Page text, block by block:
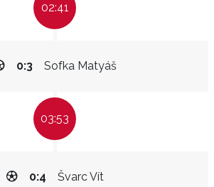
02:41
Sofka Matyáš
0:3
03:53
Švarc Vít
0:4